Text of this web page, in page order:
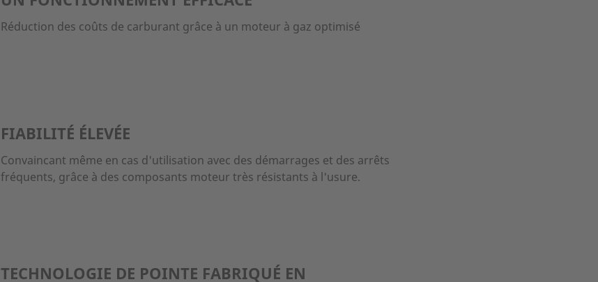
Réduction des coûts de carburant grâce à un moteur à gaz optimisé
FIABILITÉ ÉLEVÉE
Convaincant même en cas d'utilisation avec des démarrages et des arrêts
fréquents, grâce à des composants moteur très résistants à l'usure.
TECHNOLOGIE DE POINTE FABRIQUÉ EN